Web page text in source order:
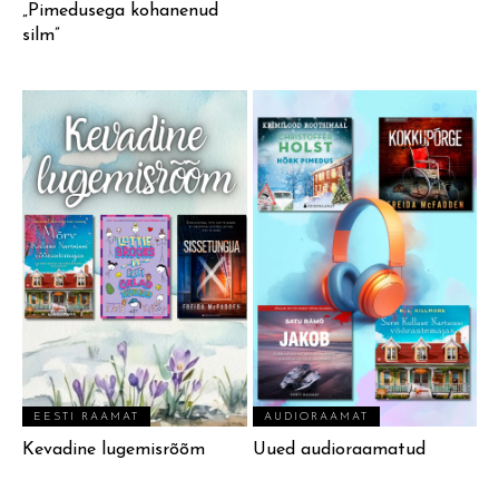
„Pimedusega kohanenud
silm”
EESTI RAAMAT
Kevadine lugemisrõõm
AUDIORAAMAT
Uued audioraamatud